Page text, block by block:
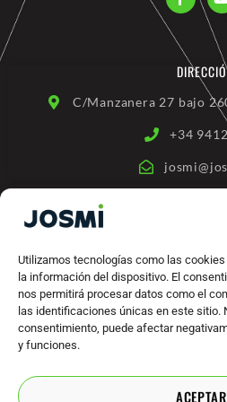
Utilizamos tecnologías como las
la información del dispositivo. El
nos permitirá procesar datos como el
las identificaciones únicas en este sitio.
consentimiento, puede afectar
y funciones.
ACEPTAR
Quienes
Máquinas
C/Manzanera 27 bajo
+34
c
b
o
o
-
f
b